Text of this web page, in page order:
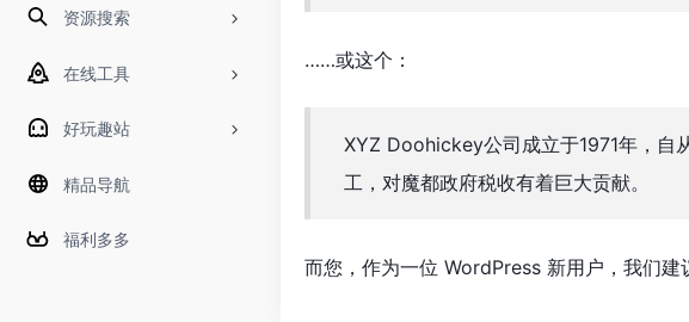
资源搜索
在线工具
好玩趣站
精品导航
福利多多
……或这个：
XYZ Doohickey公司成立于1971年，自
工，对魔都政府税收有着巨大贡献。
而您，作为一位 WordPress 新用户，我们建